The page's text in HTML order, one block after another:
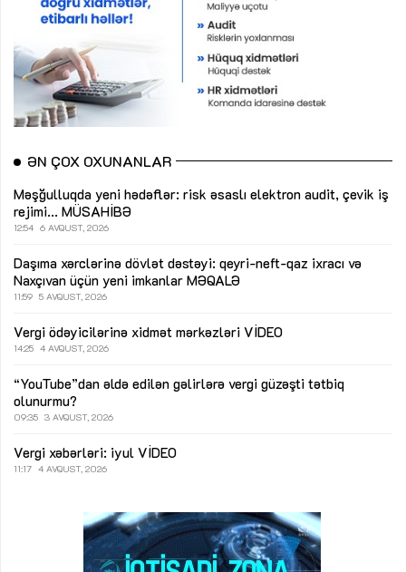
ƏN ÇOX OXUNANLAR
Məşğulluqda yeni hədəflər: risk əsaslı elektron audit, çevik iş
rejimi... MÜSAHİBƏ
12:54 6 AVQUST, 2026
Daşıma xərclərinə dövlət dəstəyi: qeyri-neft-qaz ixracı və
Naxçıvan üçün yeni imkanlar MƏQALƏ
11:59 5 AVQUST, 2026
Vergi ödəyicilərinə xidmət mərkəzləri VİDEO
14:25 4 AVQUST, 2026
“YouTube”dan əldə edilən gəlirlərə vergi güzəşti tətbiq
olunurmu?
09:35 3 AVQUST, 2026
Vergi xəbərləri: iyul VİDEO
11:17 4 AVQUST, 2026